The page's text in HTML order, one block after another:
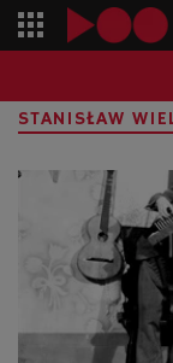
STANISŁAW